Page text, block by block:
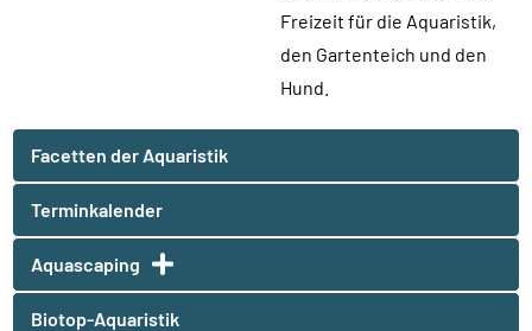
Freizeit für die Aquaristik,
den Gartenteich und den
Hund.
Facetten der Aquaristik
Terminkalender
Aquascaping
Biotop-Aquaristik